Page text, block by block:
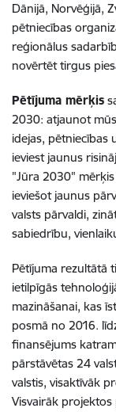
Dānijā, Norvēģijā,
pētniecības
reģionālus
novērtēt tirgus
Pētījuma mērķis
2030: atjaunot
idejas, pētniecības
ieviest jaunus
"Jūra 2030"
ieviešot jaunus
valsts pārvaldi,
sabiedrību,
Pētījuma rezultātā
ietilpīgās
mazināšanai, kas
posmā no 2016.
finansējums
pārstāvētas 24
valstis, visaktīvāk
Visvairāk projektos